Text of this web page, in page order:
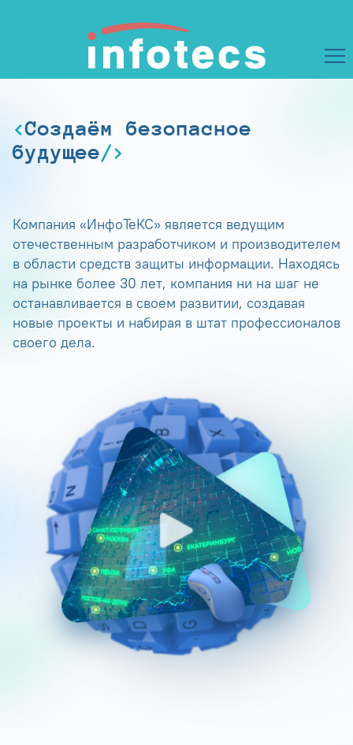
Создаём безопасное
будущее
Компания «ИнфоТеКС» является ведущим
отечественным разработчиком и производителем
в области средств защиты информации. Находясь
на рынке более 30 лет, компания ни на шаг не
останавливается в своем развитии, создавая
новые проекты и набирая в штат профессионалов
своего дела.